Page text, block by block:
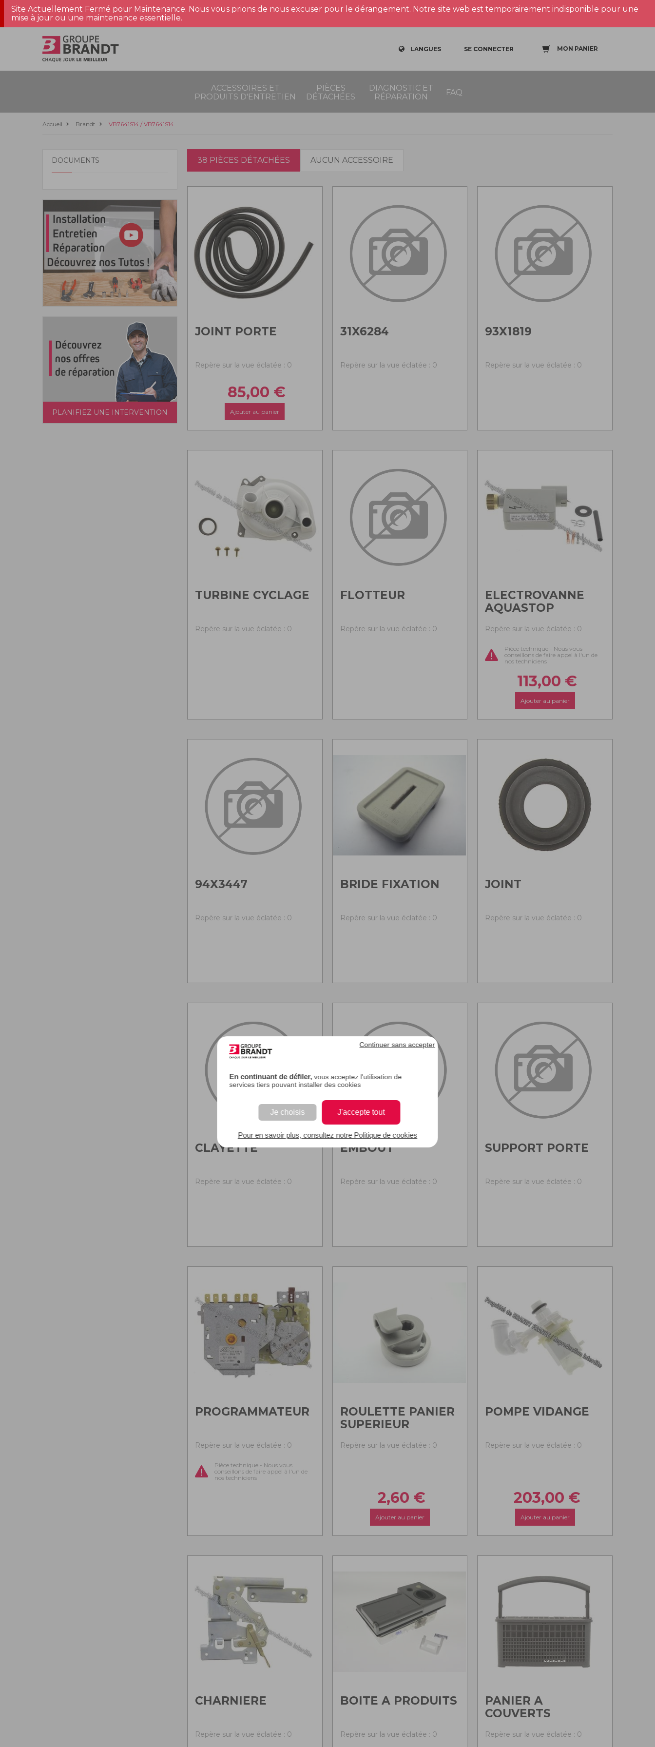
En continuant de défiler, vous acceptez l'utilisation de
services tiers pouvant installer des cookies
Je choisis J'accepte tout
Continuer sans accepter
Pour en savoir plus, consultez notre Politique de cookies
Site Actuellement Fermé pour Maintenance. Nous vous prions de nous excuser pour le dérangement. Notre site web est temporairement indisponible pour une
mise à jour ou une maintenance essentielle.
LANGUES SE CONNECTER MON PANIER
ACCESSOIRES ET
PRODUITS D'ENTRETIEN
PIÈCES
DÉTACHÉES
DIAGNOSTIC ET
RÉPARATION
FAQ
Accueil Brandt VB7641S14 / VB7641S14
DOCUMENTS
PLANIFIEZ UNE INTERVENTION
38 PIÈCES DÉTACHÉES AUCUN ACCESSOIRE
JOINT PORTE
Repère sur la vue éclatée : 0
85,00 €
Ajouter au panier
31X6284
Repère sur la vue éclatée : 0
93X1819
Repère sur la vue éclatée : 0
TURBINE CYCLAGE
Repère sur la vue éclatée : 0
FLOTTEUR
Repère sur la vue éclatée : 0
ELECTROVANNE
AQUASTOP
Repère sur la vue éclatée : 0
Pièce technique - Nous vous
conseillons de faire appel à l'un de
nos techniciens
113,00 €
Ajouter au panier
94X3447
Repère sur la vue éclatée : 0
BRIDE FIXATION
Repère sur la vue éclatée : 0
JOINT
Repère sur la vue éclatée : 0
CLAYETTE
Repère sur la vue éclatée : 0
EMBOUT
Repère sur la vue éclatée : 0
SUPPORT PORTE
Repère sur la vue éclatée : 0
PROGRAMMATEUR
Repère sur la vue éclatée : 0
Pièce technique - Nous vous
conseillons de faire appel à l'un de
nos techniciens
ROULETTE PANIER
SUPERIEUR
Repère sur la vue éclatée : 0
2,60 €
Ajouter au panier
POMPE VIDANGE
Repère sur la vue éclatée : 0
203,00 €
Ajouter au panier
CHARNIERE
Repère sur la vue éclatée : 0
BOITE A PRODUITS
Repère sur la vue éclatée : 0
PANIER A
COUVERTS
Repère sur la vue éclatée : 0